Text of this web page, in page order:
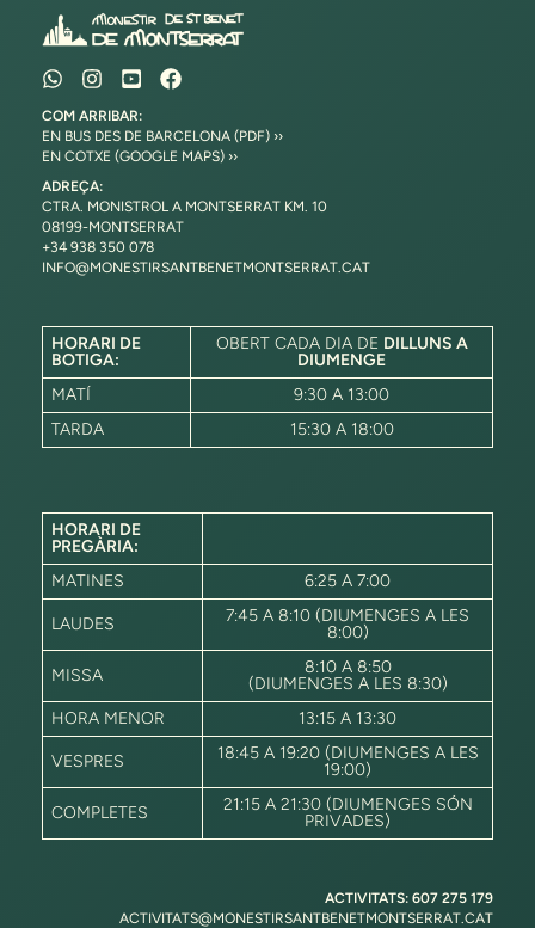
COM ARRIBAR:
EN BUS DES DE BARCELONA (PDF) ››
EN COTXE (GOOGLE MAPS) ››
ADREÇA:
CTRA. MONISTROL A MONTSERRAT KM. 10
08199-MONTSERRAT
+34 938 350 078
INFO@MONESTIRSANTBENETMONTSERRAT.CAT
HORARI DE
BOTIGA:
OBERT CADA DIA DE DILLUNS A
DIUMENGE
MATÍ
9:30 A 13:00
TARDA
15:30 A 18:00
HORARI DE
PREGÀRIA:
MATINES
6:25 A 7:00
LAUDES
7:45 A 8:10 (DIUMENGES A LES
8:00)
MISSA
8:10 A 8:50
(DIUMENGES A LES 8:30)
HORA MENOR
13:15 A 13:30
VESPRES
18:45 A 19:20 (DIUMENGES A LES
19:00)
COMPLETES
21:15 A 21:30 (DIUMENGES SÓN
PRIVADES)
ACTIVITATS: 607 275 179
ACTIVITATS@MONESTIRSANTBENETMONTSERRAT.CAT